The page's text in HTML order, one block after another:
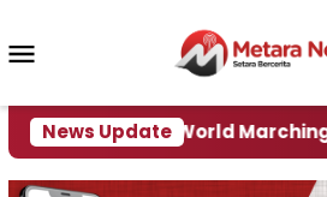
konten
News Update
Rumah World Marching